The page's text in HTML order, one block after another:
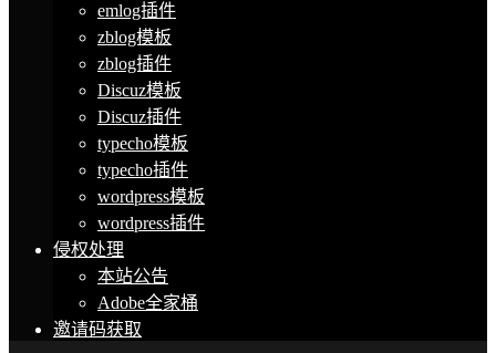
emlog插件
zblog模板
zblog插件
Discuz模板
Discuz插件
typecho模板
typecho插件
wordpress模板
wordpress插件
侵权处理
本站公告
Adobe全家桶
邀请码获取